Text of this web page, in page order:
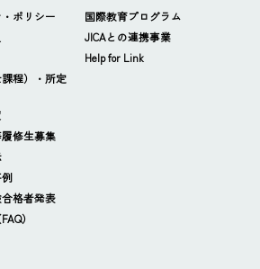
ポリシー
程）・所定
修生募集
格者発表
）
国際教育プログラム
JICAとの連携事業
Help for Link